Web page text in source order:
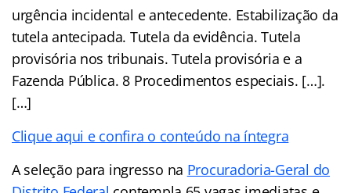
urgência incidental e antecedente. Estabilização da
tutela antecipada. Tutela da evidência. Tutela
provisória nos tribunais. Tutela provisória e a
Fazenda Pública. 8 Procedimentos especiais. […].
[…]
Clique aqui e confira o conteúdo na íntegra
A seleção para ingresso na Procuradoria-Geral do